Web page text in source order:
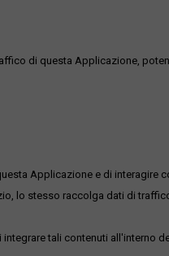
di questa Applicazione,
Applicazione e di interagire
lo stesso raccolga dati di
tali contenuti all'interno